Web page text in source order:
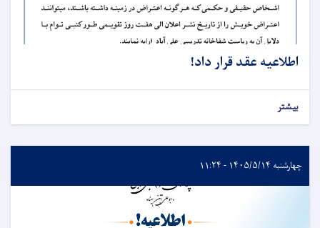
اطلاعیه عقد قرار داد!
بیشتر
چهارشنبه ۱۴۰۵/۵/۱۴ - ۱۱:۲۴